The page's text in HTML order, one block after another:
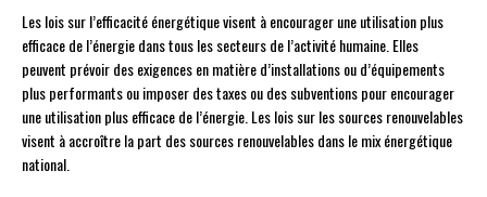
Les lois sur l’efficacité énergétique visent à encourager une utilisation plus
efficace de l’énergie dans tous les secteurs de l’activité humaine. Elles
peuvent prévoir des exigences en matière d’installations ou d’équipements
plus performants ou imposer des taxes ou des subventions pour encourager
une utilisation plus efficace de l’énergie. Les lois sur les sources renouvelables
visent à accroître la part des sources renouvelables dans le mix énergétique
national.